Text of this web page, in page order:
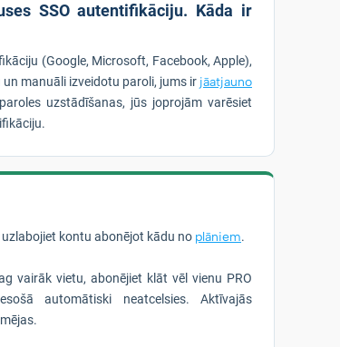
SSO autentifikāciju. Kāda ir
(Google, Microsoft, Facebook, Apple),
manuāli izveidotu paroli, jums ir jāatjauno
uzstādīšanas, jūs joprojām varēsiet
kontu abonējot kādu no plāniem.
vairāk vietu, abonējiet klāt vēl vienu PRO
automātiski neatcelsies. Aktīvajās